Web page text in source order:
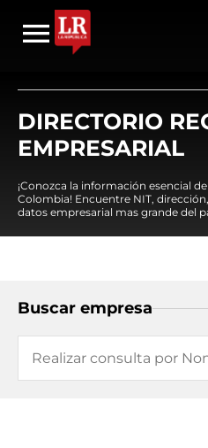
DIRECTORIO
EMPRESARIAL
¡Conozca la información esencial
Colombia! Encuentre NIT,
datos empresarial mas grande del
Buscar empresa